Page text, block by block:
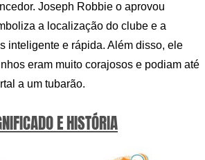
Joseph Robbie o aprovou
a localização do clube e a
inteligente e rápida. Além disso, ele
eram muito corajosos e podiam até
a um tubarão.
E HISTÓRIA